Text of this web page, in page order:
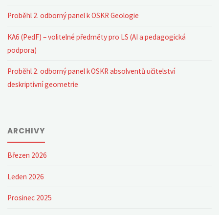
Proběhl 2. odborný panel k OSKR Geologie
KA6 (PedF) – volitelné předměty pro LS (AI a pedagogická
podpora)
Proběhl 2. odborný panel k OSKR absolventů učitelství
deskriptivní geometrie
ARCHIVY
Březen 2026
Leden 2026
Prosinec 2025